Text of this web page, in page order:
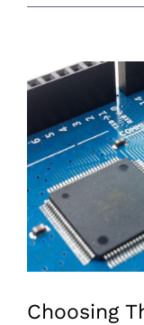
Voir
l'image
agrandie
Choosing